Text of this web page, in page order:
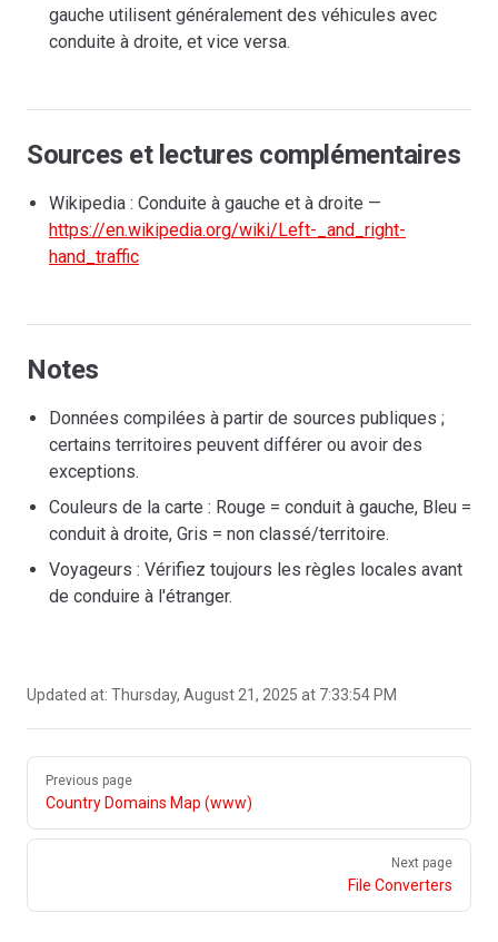
gauche utilisent généralement des véhicules avec
conduite à droite, et vice versa.
Sources et lectures complémentaires
Wikipedia : Conduite à gauche et à droite —
https://en.wikipedia.org/wiki/Left-_and_right-
hand_traffic
Notes
Données compilées à partir de sources publiques ;
certains territoires peuvent différer ou avoir des
exceptions.
Couleurs de la carte : Rouge = conduit à gauche, Bleu =
conduit à droite, Gris = non classé/territoire.
Voyageurs : Vérifiez toujours les règles locales avant
de conduire à l'étranger.
Updated at: Thursday, August 21, 2025 at 7:33:54 PM
Pager
Previous page
Country Domains Map (www)
Next page
File Converters